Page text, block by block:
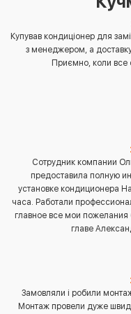
Купував кондиціонер для
з менеджером, а
Приємно, коли все
Сотрудник компании
предоставила полную
установке кондиционера
часа. Работали
главное все мои пожелания
главе
Замовляли і робили
Монтаж провели дуже